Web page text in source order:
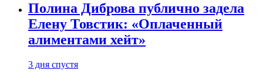
Полина Диброва публично задела
Елену Товстик: «Оплаченный
алиментами хейт»
3 дня спустя